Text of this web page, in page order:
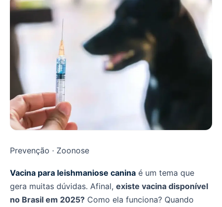
Prevenção · Zoonose
Vacina para leishmaniose canina é um tema que
gera muitas dúvidas. Afinal, existe vacina disponível
no Brasil em 2025? Como ela funciona? Quando